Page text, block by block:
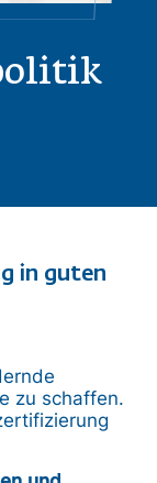
in guten
zu schaffen.